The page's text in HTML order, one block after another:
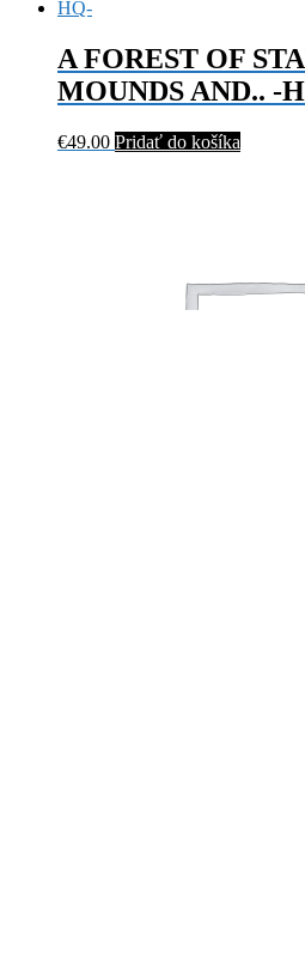
A FOREST OF
MOUNDS AND.. -
€49.00 Pridať do košíka